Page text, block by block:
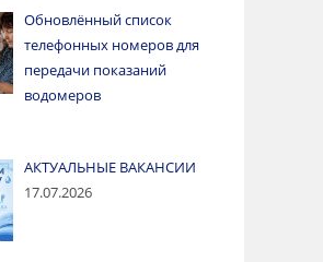
Обновлённый список
телефонных номеров для
передачи показаний
водомеров
АКТУАЛЬНЫЕ ВАКАНСИИ
17.07.2026